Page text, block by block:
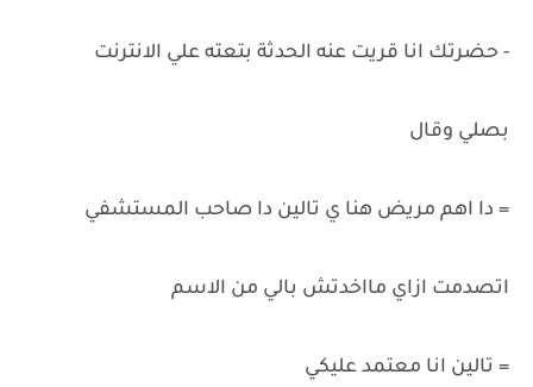
- حضرتك انا قريت عنه الحدثة بتعته علي الانترنت
بصلي وقال
= دا اهم مريض هنا ي تالين دا صاحب المستشفي
اتصدمت ازاي مااخدتش بالي من الاسم
= تالين انا معتمد عليكي